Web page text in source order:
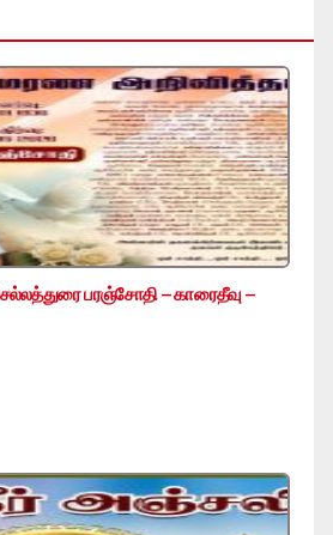
பரஞ்சோதி – காரைதீவு –